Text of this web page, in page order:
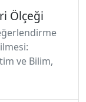
Ölçeği
ve Bilim,